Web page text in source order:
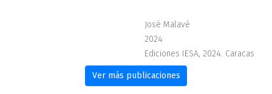
José Malavé
2024
Ediciones IESA, 2024. Caracas
Ver más publicaciones